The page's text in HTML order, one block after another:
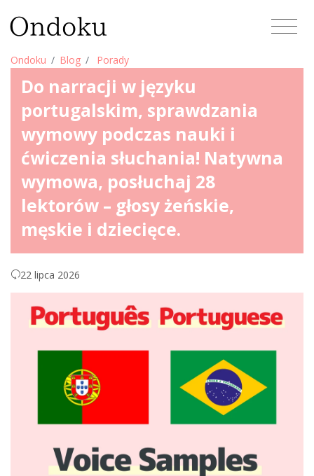
Ondoku Blog Porady
Do narracji w języku
portugalskim, sprawdzania
wymowy podczas nauki i
ćwiczenia słuchania! Natywna
wymowa, posłuchaj 28
lektorów – głosy żeńskie,
męskie i dziecięce.
22 lipca 2026